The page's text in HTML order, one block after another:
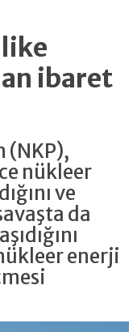
ibaret
(NKP),
nükleer
ve
da
enerji